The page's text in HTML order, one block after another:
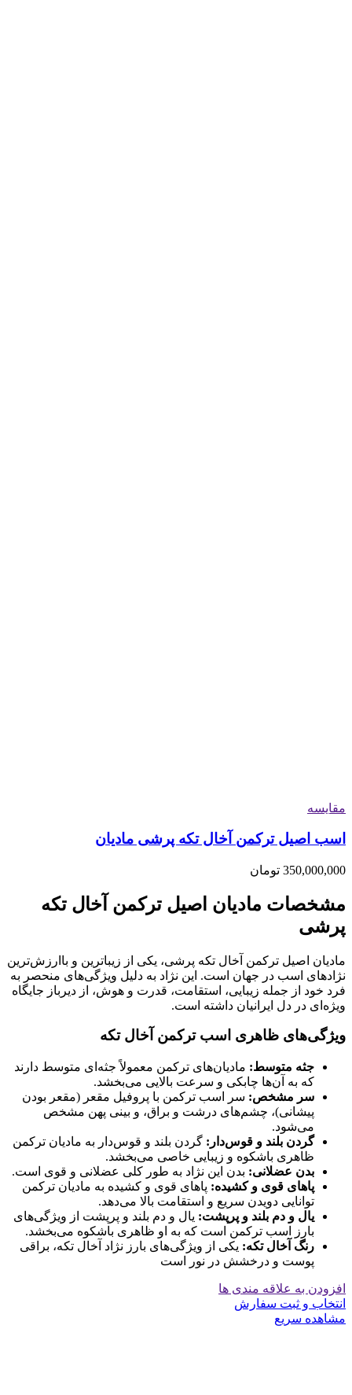
مقایسه
اسب اصیل ترکمن آخال تکه پرشی مادیان
350,000,000 تومان
مشخصات مادیان اصیل ترکمن آخال تکه
پرشی
مادیان اصیل ترکمن آخال تکه پرشی، یکی از زیباترین و باارزش‌ترین
نژادهای اسب در جهان است. این نژاد به دلیل ویژگی‌های منحصر به
فرد خود از جمله زیبایی، استقامت، قدرت و هوش، از دیرباز جایگاه
ویژه‌ای در دل ایرانیان داشته است.
ویژگی‌های ظاهری اسب ترکمن آخال تکه
جثه متوسط: مادیان‌های ترکمن معمولاً جثه‌ای متوسط دارند
که به آن‌ها چابکی و سرعت بالایی می‌بخشد.
سر مشخص: سر اسب ترکمن با پروفیل مقعر (مقعر بودن
پیشانی)، چشم‌های درشت و براق، و بینی پهن مشخص
می‌شود.
گردن بلند و قوس‌دار: گردن بلند و قوس‌دار به مادیان ترکمن
ظاهری باشکوه و زیبایی خاصی می‌بخشد.
بدن عضلانی: بدن این نژاد به طور کلی عضلانی و قوی است.
پاهای قوی و کشیده: پاهای قوی و کشیده به مادیان ترکمن
توانایی دویدن سریع و استقامت بالا می‌دهد.
یال و دم بلند و پرپشت: یال و دم بلند و پرپشت از ویژگی‌های
بارز اسب ترکمن است که به او ظاهری باشکوه می‌بخشد.
رنگ آخال تکه: یکی از ویژگی‌های بارز نژاد آخال تکه، براقی
پوست و درخشش در نور است
افزودن به علاقه مندی ها
انتخاب و ثبت سفارش
مشاهده سریع